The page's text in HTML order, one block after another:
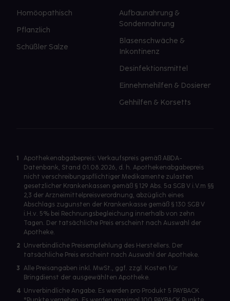
Homöopathisch
Pflanzlich
Schüßler Salze
Aufbaunahrung &
Sondennahrung
Blasenschwäche &
Inkontinenz
Desinfektionsmittel
Einnehmehilfen & Dosierer
Gehhilfen & Korsetts
1
Apothekenabgabepreis: Verkaufspreis gemäß ABDA-
Datenbank, Stand 01.08.2026, d. h. Apothekenabgabepreis
nicht verschreibungspflichtiger Medikamente zulasten
gesetzlicher Krankenkassen gemäß § 129 Abs. 5a SGB V i.V.m §§
2,3 der Arzneimittelpreisverordnung, abzüglich eines
Abschlags zugunsten der Krankenkasse gemäß § 130 SGB V
i.H.v. 5% bei Rechnungsbegleichung innerhalb von zehn
Tagen. Der tatsächliche Preis erscheint nach Auswahl der
Apotheke.
2 Unverbindliche Preisempfehlung des Herstellers. Der
tatsächliche Preis erscheint nach Auswahl der Apotheke.
3 Alle Preisangaben inkl. MwSt., ggf. zzgl. Kosten für
Bringdienst der ausgewählten Apotheke.
4 Unverbindliche Angabe. Es werden pro Produkt 5 PAYBACK